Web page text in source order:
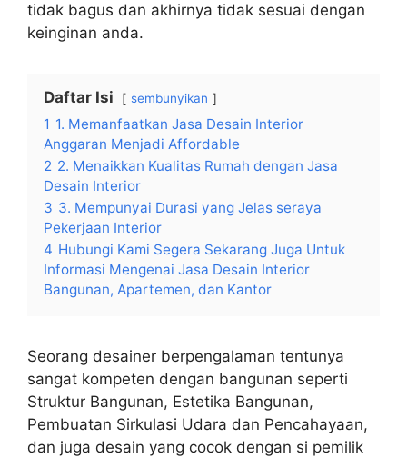
tidak bagus dan akhirnya tidak sesuai dengan
keinginan anda.
Daftar Isi sembunyikan
1 1. Memanfaatkan Jasa Desain Interior
Anggaran Menjadi Affordable
2 2. Menaikkan Kualitas Rumah dengan Jasa
Desain Interior
3 3. Mempunyai Durasi yang Jelas seraya
Pekerjaan Interior
4 Hubungi Kami Segera Sekarang Juga Untuk
Informasi Mengenai Jasa Desain Interior
Bangunan, Apartemen, dan Kantor
Seorang desainer berpengalaman tentunya
sangat kompeten dengan bangunan seperti
Struktur Bangunan, Estetika Bangunan,
Pembuatan Sirkulasi Udara dan Pencahayaan,
dan juga desain yang cocok dengan si pemilik